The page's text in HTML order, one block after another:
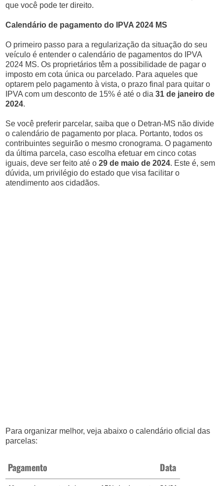
que você pode ter direito.
Calendário de pagamento do IPVA 2024 MS
O primeiro passo para a regularização da situação do seu
veículo é entender o calendário de pagamentos do IPVA
2024 MS. Os proprietários têm a possibilidade de pagar o
imposto em cota única ou parcelado. Para aqueles que
optarem pelo pagamento à vista, o prazo final para quitar o
IPVA com um desconto de 15% é até o dia31 de janeiro de
2024.
Se você preferir parcelar, saiba que o Detran-MS não divide
o calendário de pagamento por placa. Portanto, todos os
contribuintes seguirão o mesmo cronograma. O pagamento
da última parcela, caso escolha efetuar em cinco cotas
iguais, deve ser feito até o29 de maio de 2024. Este é, sem
dúvida, um privilégio do estado que visa facilitar o
atendimento aos cidadãos.
Para organizar melhor, veja abaixo o calendário oficial das
parcelas:
Pagamento Data